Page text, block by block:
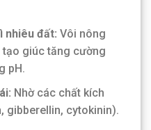
nhiêu đất: Vôi nông
tạo giúc tăng cường
pH.
Nhờ các chất kích
gibberellin, cytokinin).